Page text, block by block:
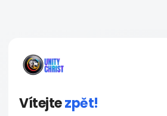
Vítejtezpět!